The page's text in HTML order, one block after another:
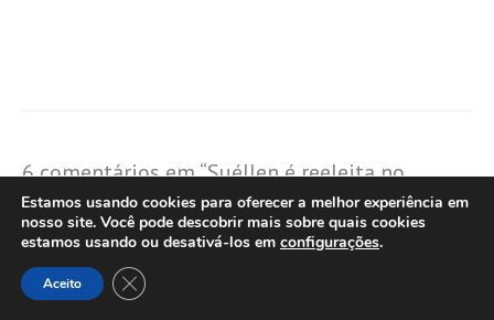
6 comentários em “Suéllen é reeleita no
primeiro turno em Bauru com 53,73% dos
votos. 106 mil anularam ou não votaram.
Entenda por que candidatos com boa votação
não foram eleitos à Câmara”
Estamos usando cookies para oferecer a melhor experiência em
nosso site. Você pode descobrir mais sobre quais cookies
estamos usando ou desativá-los em configurações.
Aceito Close GDPR Cookie Banner